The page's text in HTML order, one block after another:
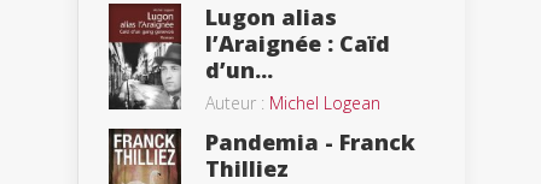
Lugon alias
l’Araignée : Caïd
d’un...
Auteur : Michel Logean
Pandemia - Franck
Thilliez